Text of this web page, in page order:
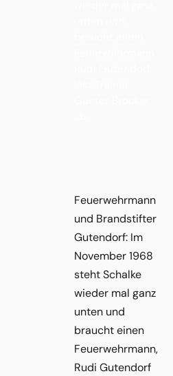
Feuerwehrmann
und Brandstifter
Gutendorf: Im
November 1968
steht Schalke
wieder mal ganz
unten und
braucht einen
Feuerwehrmann,
Rudi Gutendorf